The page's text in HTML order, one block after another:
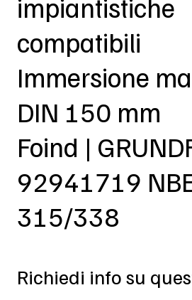
impiantistiche
compatibili
Immersione
DIN 150 mm
Foind |
92941719
315/338
Richiedi info su